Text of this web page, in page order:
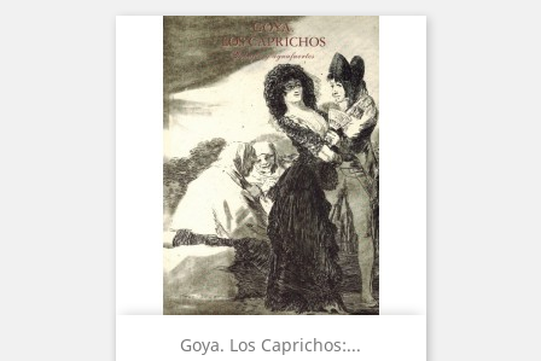
Goya. Los Caprichos:...